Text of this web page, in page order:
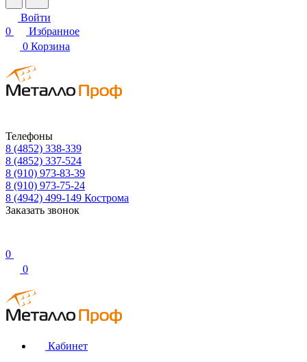
Войти
0
Избранное
0 Корзина
Телефоны
8 (4852) 338-339
8 (4852) 337-524
8 (910) 973-83-39
8 (910) 973-75-24
8 (4942) 499-149 Кострома
Заказать звонок
0
0
Кабинет